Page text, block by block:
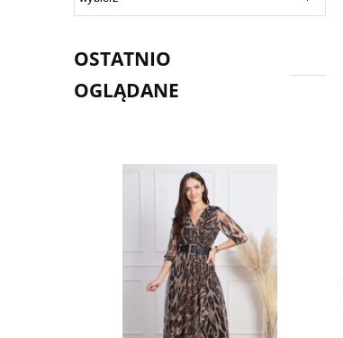
OSTATNIO
OGLĄDANE